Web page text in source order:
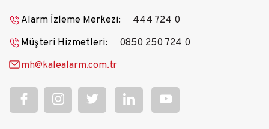
Alarm İzleme Merkezi:
444 724 0
Müşteri Hizmetleri:
0850 250 724 0
mh@kalealarm.com.tr